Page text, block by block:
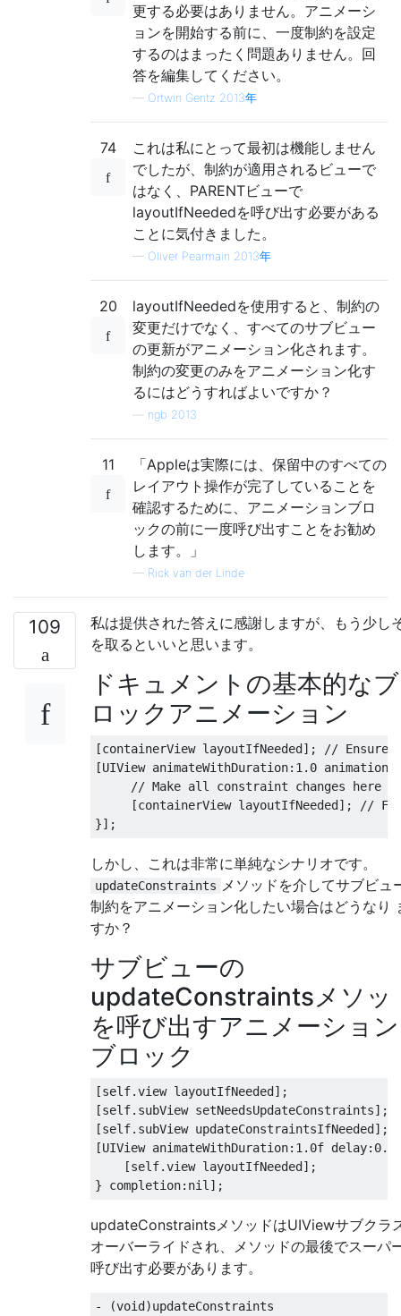
更する必要はありません。アニメーシ
ョンを開始する前に、一度制約を設定
するのはまったく問題ありません。回
答を編集してください。
— Ortwin Gentz 2013年
74
これは私にとって最初は機能しません
でしたが、制約が適用されるビューで
はなく、PARENTビューで
layoutIfNeededを呼び出す必要がある
ことに気付きました。
— Oliver Pearmain 2013年
20
layoutIfNeededを使用すると、制約の
変更だけでなく、すべてのサブビュー
の更新がアニメーション化されます。
制約の変更のみをアニメーション化す
るにはどうすればよいですか？
ngb 2013
11
「Appleは実際には、保留中のすべての
レイアウト操作が完了していることを
確認するために、アニメーションブロ
ックの前に一度呼び出すことをお勧め
します。」
— Rick van der Linde
109
私は提供された答えに感謝しますが、もう少し
を取るといいと思います。
ドキュメントの基本的なブ
ロックアニメーション
[containerView layoutIfNeeded];
// Ensures
[UIView animateWithDuration: 1.0 animations
// Make all constraint changes here
[containerView layoutIfNeeded];
//
}];
しかし、これは非常に単純なシナリオです。
updateConstraints
メソッドを介してサブビュ
制約をアニメーション化したい場合はどうなり
すか？
サブビューの
updateConstraintsメソッ
を呼び出すアニメーション
ブロック
[self.view layoutIfNeeded];
[self. subView setNeedsUpdateConstraints];
[self. subView updateConstraintsIfNeeded];
[UIView animateWithDuration: 1.0f delay:
[self.view layoutIfNeeded];
} completion: nil ];
updateConstraintsメソッドはUIViewサブクラ
オーバーライドされ、メソッドの最後でスーパ
呼び出す必要があります。
- (void)